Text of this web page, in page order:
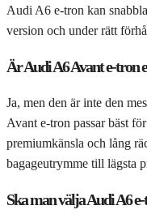
Audi A6 e-tron kan
version och under rätt
Är Audi A6 Avant e-tron
Ja, men den är inte den
Avant e-tron passar bäst
premiumkänsla och lång
bagageutrymme till lägsta
Ska man välja Audi A6